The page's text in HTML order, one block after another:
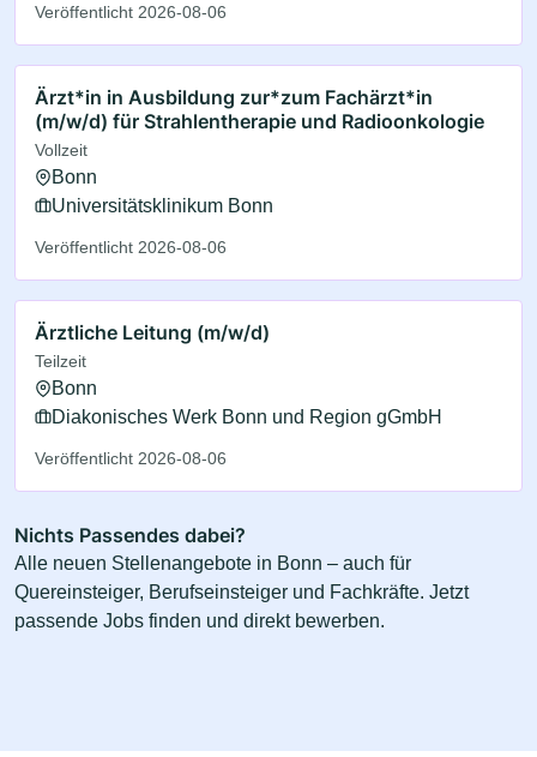
Veröffentlicht 2026-08-06
Ärzt*in in Ausbildung zur*zum Fachärzt*in
(m/w/d) für Strahlentherapie und Radioonkologie
Vollzeit
Bonn
Universitätsklinikum Bonn
Veröffentlicht 2026-08-06
Ärztliche Leitung (m/w/d)
Teilzeit
Bonn
Diakonisches Werk Bonn und Region gGmbH
Veröffentlicht 2026-08-06
Nichts Passendes dabei?
Alle neuen Stellenangebote in Bonn – auch für
Quereinsteiger, Berufseinsteiger und Fachkräfte. Jetzt
passende Jobs finden und direkt bewerben.